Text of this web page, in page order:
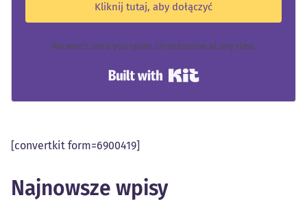
Kliknij tutaj, aby dołączyć
We won't send you spam. Unsubscribe at any time.
[convertkit form=6900419]
Najnowsze wpisy